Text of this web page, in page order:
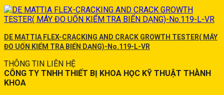
DE MATTIA FLEX-CRACKING AND CRACK GROWTH TESTER( MÁY
ĐO UỐN KIỂM TRA BIẾN DẠNG)-No.119-L-VR
THÔNG TIN LIÊN HỆ
CÔNG TY TNHH THIẾT BỊ KHOA HỌC KỸ THUẬT THÀNH
KHOA